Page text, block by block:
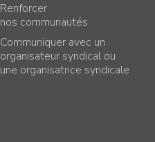
Renforcer
nos communautés
Communiquer avec un
organisateur syndical ou
une organisatrice syndicale